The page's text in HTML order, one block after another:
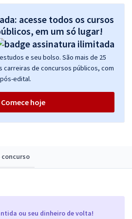
concurso
ou seu dinheiro de volta!
acesse todos os cursos
em um só lugar!
e seu bolso. São mais de 25
carreiras de concursos públicos, com
edital.
Comece hoje